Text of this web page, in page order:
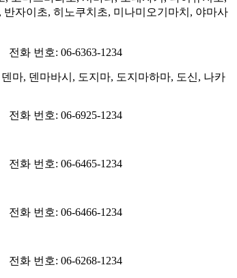
자이초, 히노쿠치초, 미나미오기마치, 야마사
전화 번호: 06-6363-1234
마, 덴마바시, 도지마, 도지마하마, 도신, 나카
전화 번호: 06-6925-1234
전화 번호: 06-6465-1234
전화 번호: 06-6466-1234
전화 번호: 06-6268-1234